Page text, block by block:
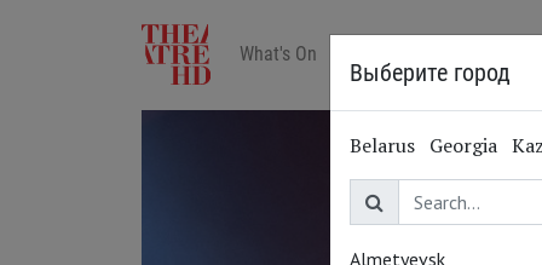
What's On
Выберите город
Belarus Georgia
Almetyevsk